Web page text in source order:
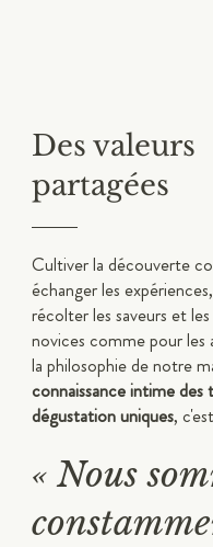
Des valeurs
partagées
Cultiver la découverte
échanger les
récolter les saveurs et
novices comme pour les
la philosophie de notre
connaissance intime des
dégustation uniques,
« Nous